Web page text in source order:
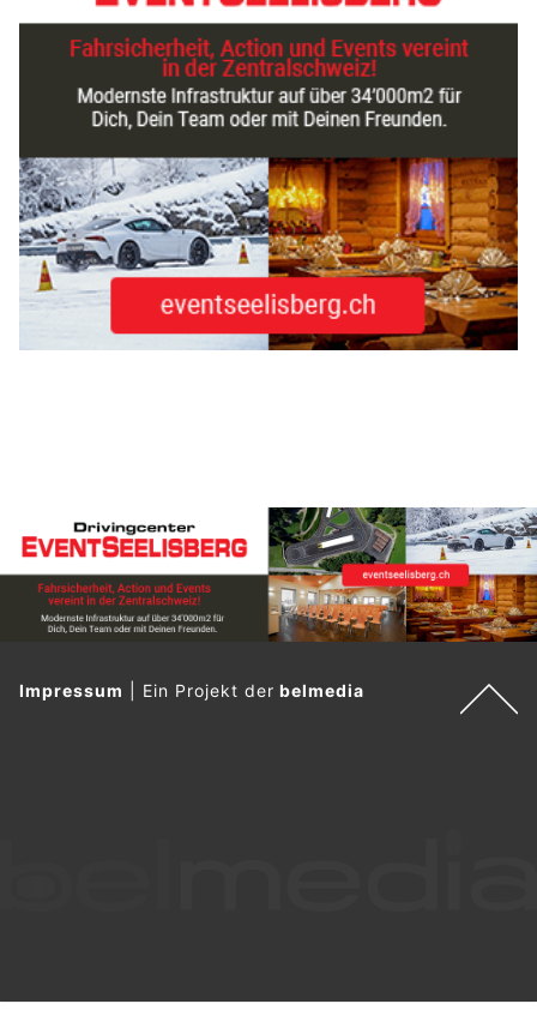
Impressum Ein Projekt derbelmedia